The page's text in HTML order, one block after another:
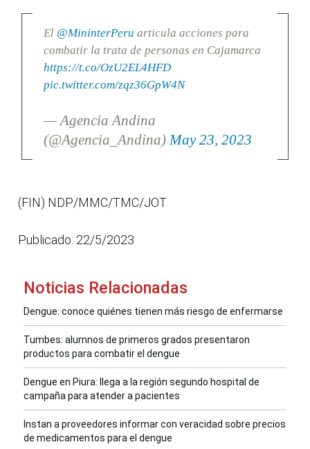
El @MininterPeru articula acciones para
combatir la trata de personas en Cajamarca
https://t.co/OzU2EL4HFD
pic.twitter.com/zqz36GpW4N
— Agencia Andina
(@Agencia_Andina) May 23, 2023
(FIN) NDP/MMC/TMC/JOT
Publicado: 22/5/2023
Noticias Relacionadas
Dengue: conoce quiénes tienen más riesgo de enfermarse
Tumbes: alumnos de primeros grados presentaron
productos para combatir el dengue
Dengue en Piura: llega a la región segundo hospital de
campaña para atender a pacientes
Instan a proveedores informar con veracidad sobre precios
de medicamentos para el dengue